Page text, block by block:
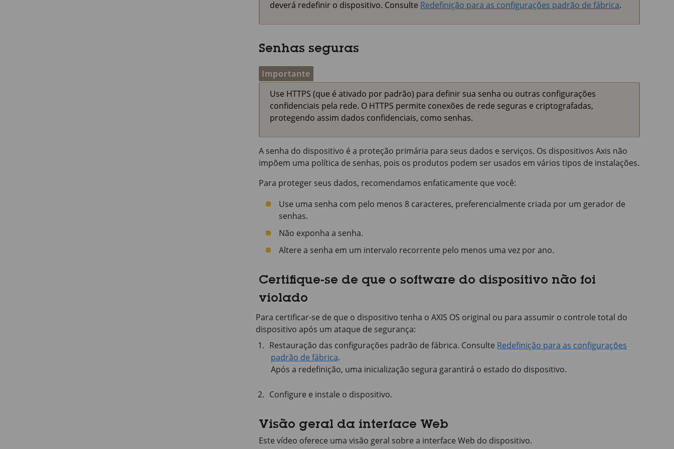
deverá redefinir o dispositivo. Consulte Redefinição para as configurações padrão de fábrica.
Senhas seguras
Importante
Use HTTPS (que é ativado por padrão) para definir sua senha ou outras configurações
confidenciais pela rede. O HTTPS permite conexões de rede seguras e criptografadas,
protegendo assim dados confidenciais, como senhas.
A senha do dispositivo é a proteção primária para seus dados e serviços. Os dispositivos Axis não
impõem uma política de senhas, pois os produtos podem ser usados em vários tipos de instalações.
Para proteger seus dados, recomendamos enfaticamente que você:
Use uma senha com pelo menos 8 caracteres, preferencialmente criada por um gerador de
senhas.
Não exponha a senha.
Altere a senha em um intervalo recorrente pelo menos uma vez por ano.
Certifique-se de que o software do dispositivo não foi
violado
Para certificar-se de que o dispositivo tenha o AXIS OS original ou para assumir o controle total do
dispositivo após um ataque de segurança:
Restauração das configurações padrão de fábrica. Consulte Redefinição para as configurações
padrão de fábrica.
Após a redefinição, uma inicialização segura garantirá o estado do dispositivo.
Configure e instale o dispositivo.
Visão geral da interface Web
Este vídeo oferece uma visão geral sobre a interface Web do dispositivo.